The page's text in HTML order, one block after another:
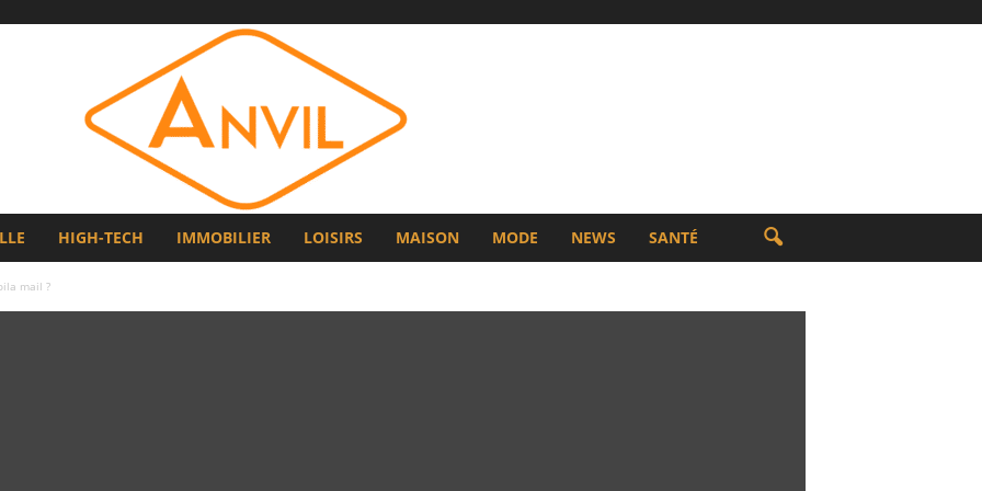
HIGH-TECH IMMOBILIER LOISIRS MAISON MODE NEWS SANTÉ
mail ?